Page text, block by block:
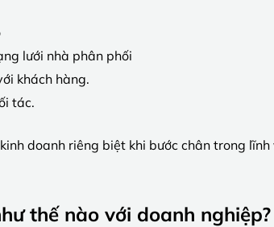
lưới nhà phân phối
khách hàng.
tác.
doanh riêng biệt khi bước chân trong
thế nào với doanh nghiệp?